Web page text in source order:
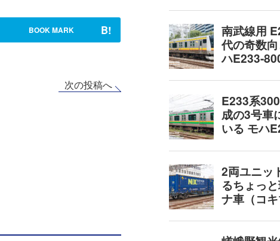
BOOK MARK B!
次の投稿へ